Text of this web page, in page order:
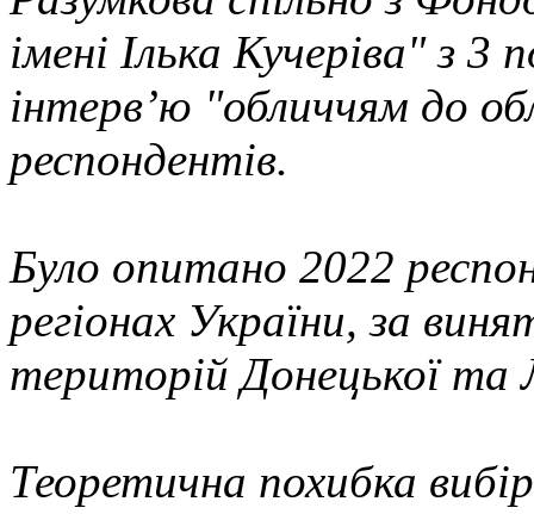
імені Ілька Кучеріва" з
інтерв’ю "обличчям до
респондентів.
Було опитано 2022
регіонах України, за
територій Донецької та
Теоретична похибка